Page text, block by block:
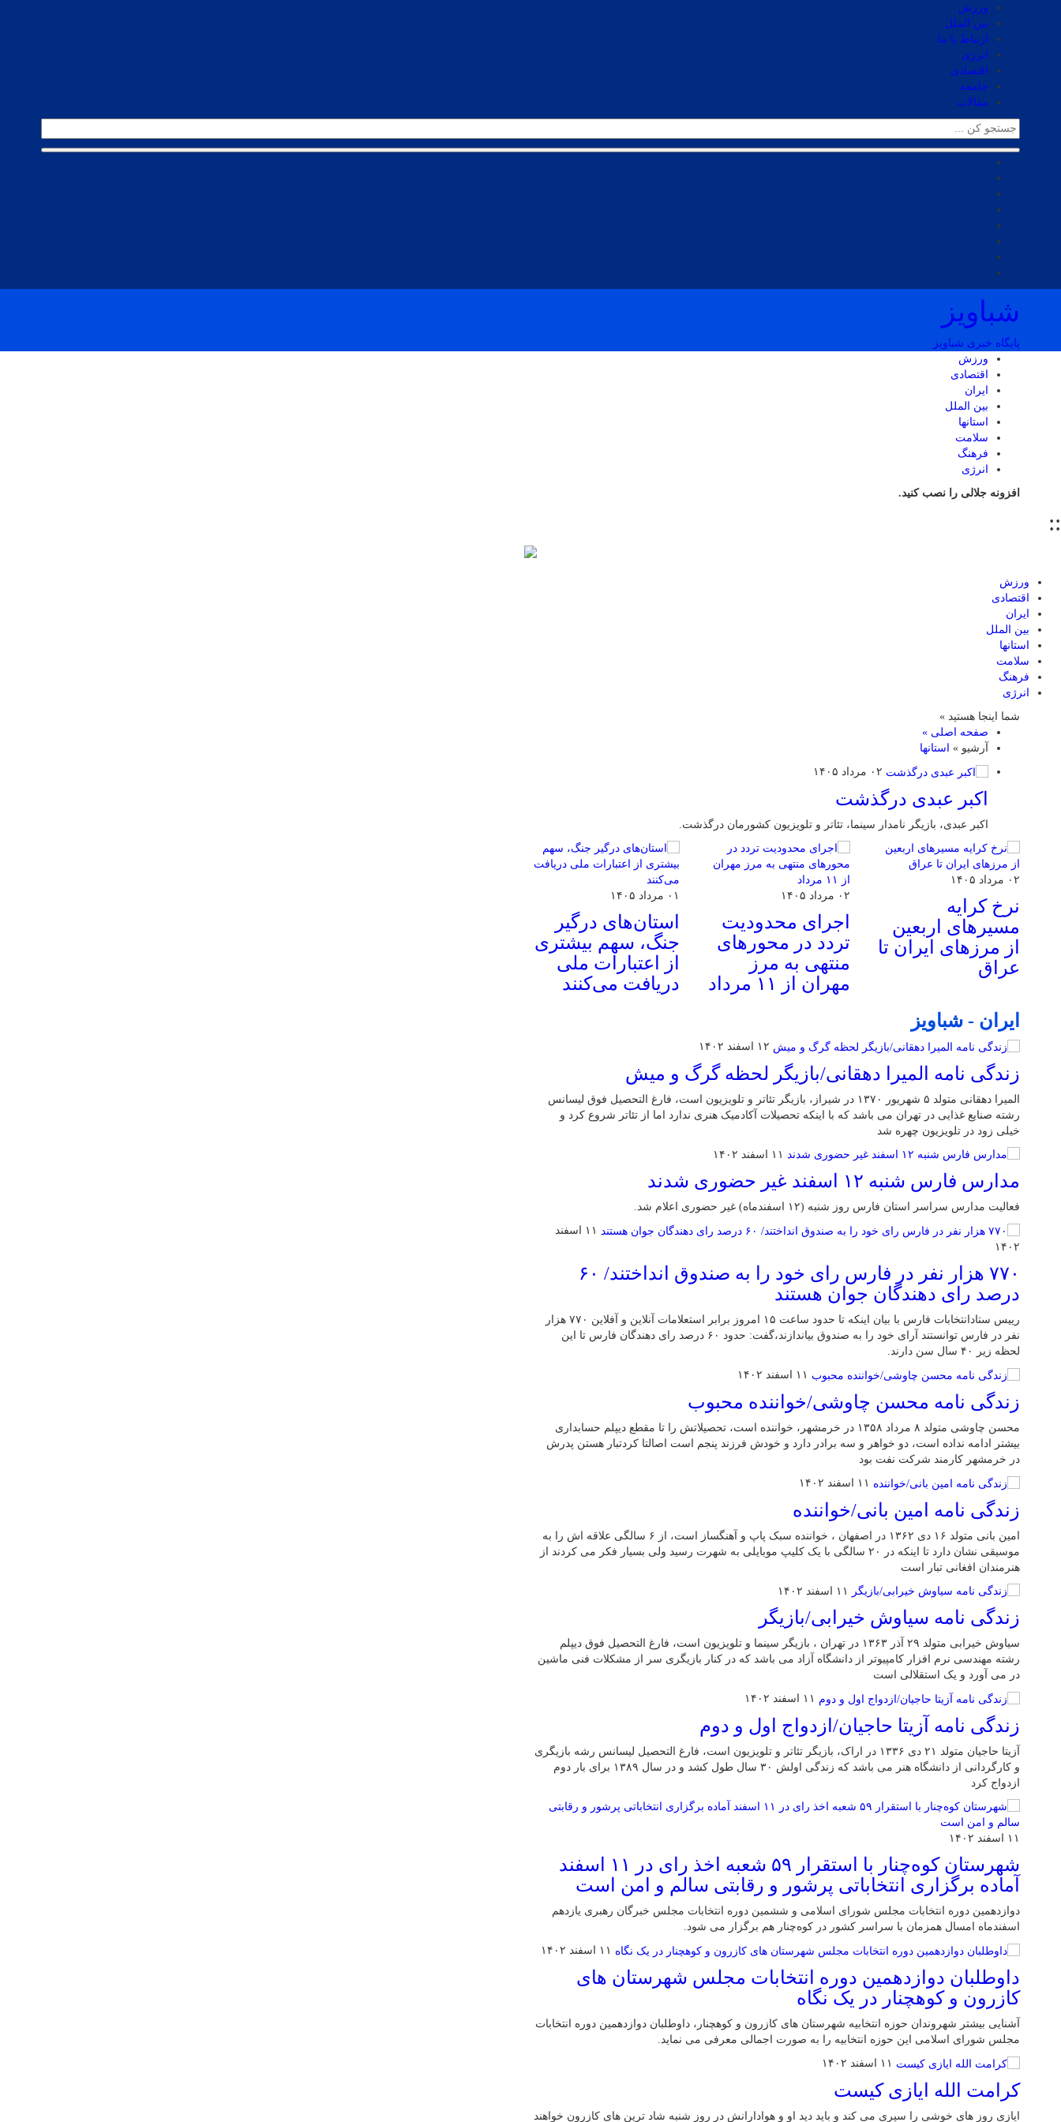
ورزش
بین الملل
ارتباط با ما
انرژی
اقتصادی
جامعه
مقالات
شباویز
پایگاه خبری شباویز
ورزش
اقتصادی
ایران
بین الملل
استانها
سلامت
فرهنگ
انرژی
افزونه جلالی را نصب کنید.
::
ورزش
اقتصادی
ایران
بین الملل
استانها
سلامت
فرهنگ
انرژی
شما اینجا هستید »
صفحه اصلی »
آرشیو » استانها
۰۲ مرداد ۱۴۰۵
اکبر عبدی درگذشت
اکبر عبدی، بازیگر نامدار سینما، تئاتر و تلویزیون کشورمان درگذشت.
۰۲ مرداد ۱۴۰۵
نرخ کرایه
مسیرهای اربعین
از مرزهای ایران تا
عراق
۰۲ مرداد ۱۴۰۵
اجرای محدودیت
تردد در محورهای
منتهی به مرز
مهران از ۱۱ مرداد
۰۱ مرداد ۱۴۰۵
استان‌های درگیر
جنگ، سهم بیشتری
از اعتبارات ملی
دریافت می‌کنند
ایران - شباویز
۱۲ اسفند ۱۴۰۲
زندگی نامه المیرا دهقانی/بازیگر لحظه گرگ و میش
المیرا دهقانی متولد ۵ شهریور ۱۳۷۰ در شیراز، بازیگر تئاتر و تلویزیون است، فارغ التحصیل فوق لیسانس
رشته صنایع غذایی در تهران می باشد که با اینکه تحصیلات آکادمیک هنری ندارد اما از تئاتر شروع کرد و
خیلی زود در تلویزیون چهره شد
۱۱ اسفند ۱۴۰۲
مدارس فارس شنبه ۱۲ اسفند غیر حضوری شدند
فعالیت مدارس سراسر استان فارس روز شنبه (۱۲ اسفندماه) غیر حضوری اعلام شد.
۱۱ اسفند
۱۴۰۲
۷۷۰ هزار نفر در فارس رای خود را به صندوق انداختند/ ۶۰
درصد رای دهندگان جوان هستند
رییس ستادانتخابات فارس با بیان اینکه تا حدود ساعت ۱۵ امروز برابر استعلامات آنلاین و آفلاین ۷۷۰ هزار
نفر در فارس توانستند آرای خود را به صندوق بیاندازند،گفت: حدود ۶۰ درصد رای دهندگان فارس تا این
لحظه زیر ۴۰ سال سن دارند.
۱۱ اسفند ۱۴۰۲
زندگی نامه محسن چاوشی/خواننده محبوب
محسن چاوشی متولد ۸ مرداد ۱۳۵۸ در خرمشهر، خواننده است، تحصیلاتش را تا مقطع دیپلم حسابداری
بیشتر ادامه نداده است، دو خواهر و سه برادر دارد و خودش فرزند پنجم است اصالتا کردتبار هستن پدرش
در خرمشهر کارمند شرکت نفت بود
۱۱ اسفند ۱۴۰۲
زندگی نامه امین بانی/خواننده
امین بانی متولد ۱۶ دی ۱۳۶۲ در اصفهان ، خواننده سبک پاپ و آهنگساز است، از ۶ سالگی علاقه اش را به
موسیقی نشان دارد تا اینکه در ۲۰ سالگی با یک کلیپ موبایلی به شهرت رسید ولی بسیار فکر می کردند از
هنرمندان افغانی تبار است
۱۱ اسفند ۱۴۰۲
زندگی نامه سیاوش خیرابی/بازیگر
سیاوش خیرابی متولد ۲۹ آذر ۱۳۶۳ در تهران ، بازیگر سینما و تلویزیون است، فارغ التحصیل فوق دیپلم
رشته مهندسی نرم افزار کامپیوتر از دانشگاه آزاد می باشد که در کنار بازیگری سر از مشکلات فنی ماشین
در می آورد و یک استقلالی است
۱۱ اسفند ۱۴۰۲
زندگی نامه آزیتا حاجیان/ازدواج اول و دوم
آزیتا حاجیان متولد ۲۱ دی ۱۳۳۶ در اراک، بازیگر تئاتر و تلویزیون است، فارغ التحصیل لیسانس رشه بازیگری
و کارگردانی از دانشگاه هنر می باشد که زندگی اولش ۳۰ سال طول کشد و در سال ۱۳۸۹ برای بار دوم
ازدواج کرد
۱۱ اسفند ۱۴۰۲
شهرستان کوه‌چنار با استقرار ۵۹ شعبه اخذ رای در ۱۱ اسفند
آماده برگزاری انتخاباتی پرشور و رقابتی سالم و امن است
دوازدهمین دوره انتخابات مجلس شورای اسلامی و ششمین دوره انتخابات مجلس خبرگان رهبری یازدهم
اسفندماه امسال همزمان با سراسر کشور در کوه‌چنار هم برگزار می شود.
۱۱ اسفند ۱۴۰۲
داوطلبان دوازدهمین دوره انتخابات مجلس شهرستان های
کازرون و کوهچنار در یک نگاه
آشنایی بیشتر شهروندان حوزه انتخابیه شهرستان های کازرون و کوهچنار، داوطلبان دوازدهمین دوره انتخابات
مجلس شورای اسلامی این حوزه انتخابیه را به صورت اجمالی معرفی می نماید.
۱۱ اسفند ۱۴۰۲
کرامت الله ایازی کیست
ایازی روز های خوشی را سپری می کند و باید دید او و هوادارانش در روز شنبه شاد ترین های کازرون خواهند